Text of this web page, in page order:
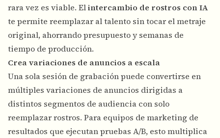
rara vez es viable. Elintercambio de rostros con IA
te permite reemplazar al talento sin tocar el metraje
original, ahorrando presupuesto y semanas de
tiempo de producción.
Crea variaciones de anuncios a escala
Una sola sesión de grabación puede convertirse en
múltiples variaciones de anuncios dirigidas a
distintos segmentos de audiencia con solo
reemplazar rostros. Para equipos de marketing de
resultados que ejecutan pruebas A/B, esto multiplica